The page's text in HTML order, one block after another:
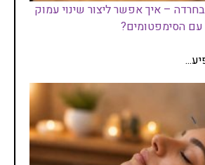
– איך אפשר ליצור שינוי עמוק
הסימפטומים?